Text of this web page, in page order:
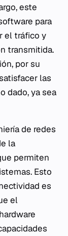
este
para
el tráfico y
transmitida.
por su
las
dado, ya sea
de redes
la
permiten
Esto
es
el